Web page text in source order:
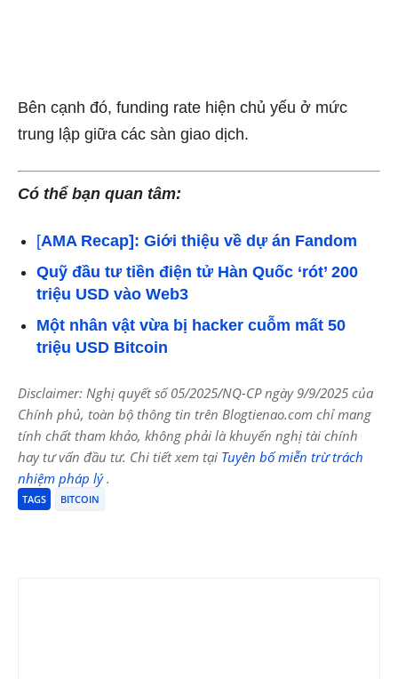
Bên cạnh đó, funding rate hiện chủ yếu ở mức
trung lập giữa các sàn giao dịch.
Có thể bạn quan tâm:
[AMA Recap]: Giới thiệu về dự án Fandom
Quỹ đầu tư tiền điện tử Hàn Quốc ‘rót’ 200
triệu USD vào Web3
Một nhân vật vừa bị hacker cuỗm mất 50
triệu USD Bitcoin
Disclaimer: Nghị quyết số 05/2025/NQ-CP ngày 9/9/2025 của
Chính phủ, toàn bộ thông tin trên Blogtienao.com chỉ mang
tính chất tham khảo, không phải là khuyến nghị tài chính
hay tư vấn đầu tư. Chi tiết xem tại Tuyên bố miễn trừ trách
nhiệm pháp lý.
TAGS BITCOIN